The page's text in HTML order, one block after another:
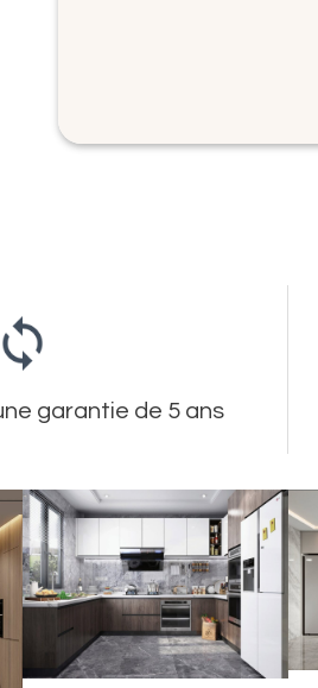
garantie de 5 ans